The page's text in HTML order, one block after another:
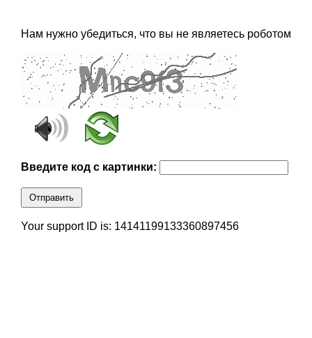
Нам нужно убедиться, что вы не являетесь роботом
Введите код с картинки:
Отправить
Your support ID is: 14141199133360897456